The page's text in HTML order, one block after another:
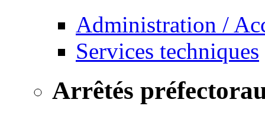
Administration /
Services techniques
Arrêtés